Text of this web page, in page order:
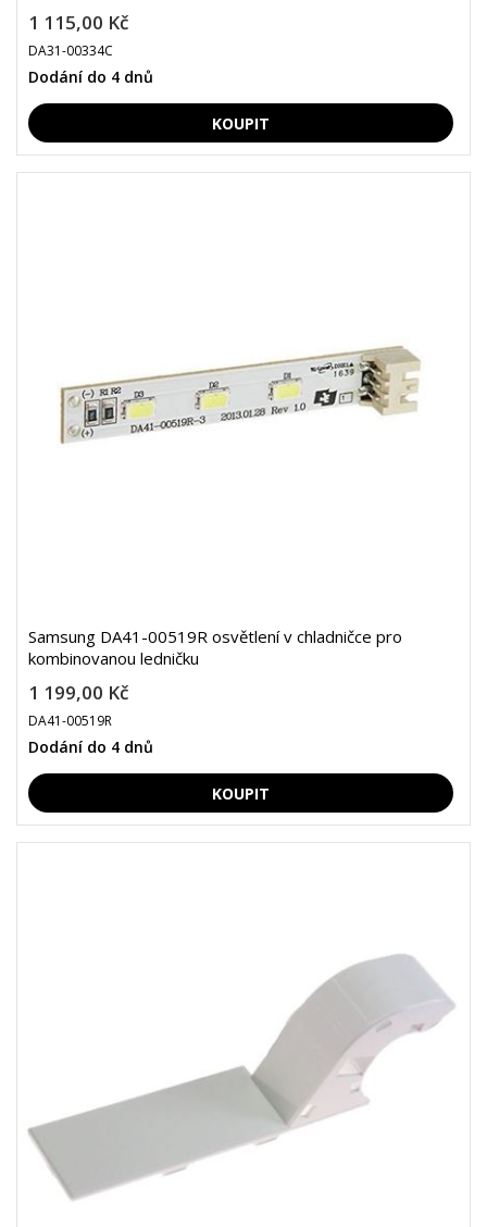
1 115,00 Kč
DA31-00334C
Dodání do 4 dnů
Samsung DA41-00519R osvětlení v chladničce pro
kombinovanou ledničku
1 199,00 Kč
DA41-00519R
Dodání do 4 dnů